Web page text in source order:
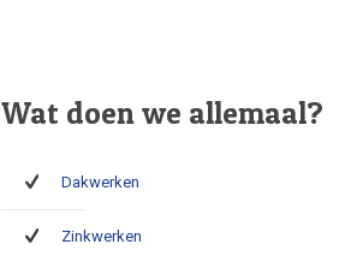
Wat doen we allemaal?
Dakwerken
Zinkwerken